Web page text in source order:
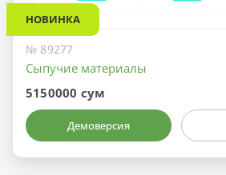
НОВИНКА
№ 89277
Сыпучие материалы
5150000 сум
Демоверсия